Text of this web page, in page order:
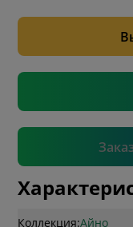
Коллекция:Айно